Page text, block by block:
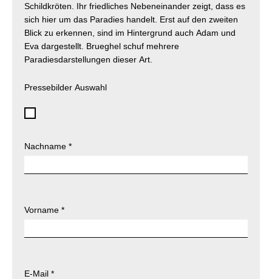
Schildkröten. Ihr friedliches Nebeneinander zeigt, dass es
sich hier um das Paradies handelt. Erst auf den zweiten
Blick zu erkennen, sind im Hintergrund auch Adam und
Eva dargestellt. Brueghel schuf mehrere
Paradiesdarstellungen dieser Art.
Pressebilder Auswahl
Nachname *
Vorname *
E-Mail *